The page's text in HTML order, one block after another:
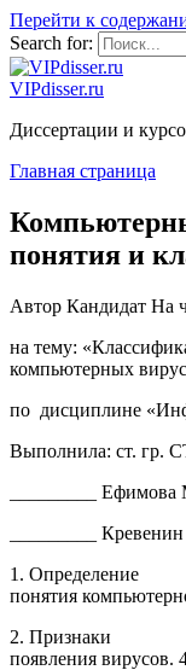
Перейти к
Search for:
VIPdisser.ru
Диссертации и
Главная страница
понятия и
Автор Кандидат На
на тему:
компьютерных
по дисциплине
Выполнила: ст. гр.
_________
_________
1. Определение
понятия
2. Признаки
появления вирусов.